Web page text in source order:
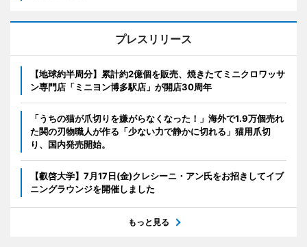
プレスリリース
【地球約半周分】累計約2億個を販売、焼きたてミニクロワッサ
ン専門店「ミニヨン博多駅店」が開店30周年
「うちの猫が爪切りを嫌がらなくなった！」海外で1.9万個売れ
た関の刃物職人が作る「少ない力で静かに切れる」猫用爪切
り、国内発売開始。
【叡啓大学】7月17日(金)クレシーニ・アン氏をお招きしてイブ
ニングラウンジを開催しました
もっと見る